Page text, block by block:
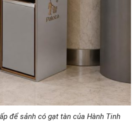
để sảnh có gạt tàn của Hành Tinh